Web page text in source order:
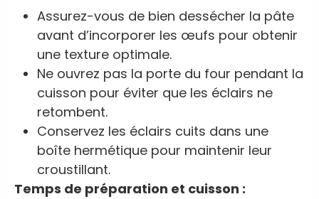
Assurez-vous de bien dessécher la pâte
avant d’incorporer les œufs pour obtenir
une texture optimale.
Ne ouvrez pas la porte du four pendant la
cuisson pour éviter que les éclairs ne
retombent.
Conservez les éclairs cuits dans une
boîte hermétique pour maintenir leur
croustillant.
Temps de préparation et cuisson :